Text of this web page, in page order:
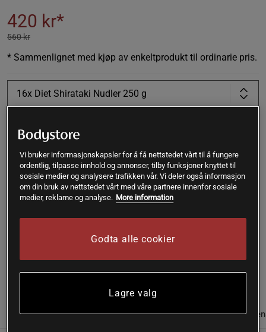
420 kr*
560 kr
* Sammenlignet med kjøp av enkeltprodukt til ordinarie pris.
16x Diet Shirataki Nudler 250 g
Gratis frakt over 399 kr Gratis retur 14 dagers angrerett
shiratakinudler med et lavt kaloriinnehold (mindre enn 10
Les mer
Informasjon Anmeldelser Næringsinformasjon &
Vi bruker informasjonskapsler for å få nettstedet vårt til å fungere
ordentlig, tilpasse innhold og annonser, tilby funksjoner knyttet til
sosiale medier og analysere trafikken vår. Vi deler også informasjon
om din bruk av nettstedet vårt med våre partnere innenfor sosiale
medier, reklame og analyse. More information
Godta alle cookier
Lagre valg